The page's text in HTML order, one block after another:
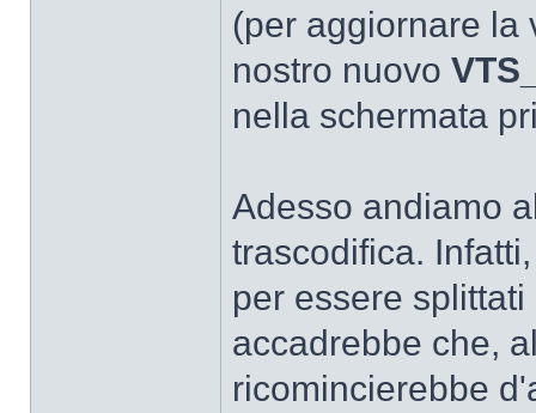
(per aggiornare la
nostro nuovo
nella schermata
Adesso andiamo
trascodifica.
per essere
accadrebbe che,
ricomincierebbe